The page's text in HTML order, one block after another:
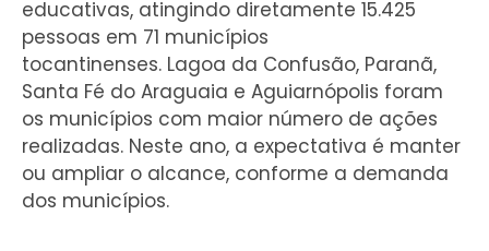
educativas, atingindo diretamente 15.425
pessoas em 71 municípios
tocantinenses. Lagoa da Confusão, Paranã,
Santa Fé do Araguaia e Aguiarnópolis foram
os municípios com maior número de ações
realizadas. Neste ano, a expectativa é manter
ou ampliar o alcance, conforme a demanda
dos municípios.